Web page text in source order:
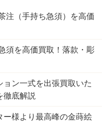
注（手持ち急須）を高価
須を高価買取！落款・彫
ョン一式を出張買取いた
徹底解説
ー様より最高峰の金蒔絵